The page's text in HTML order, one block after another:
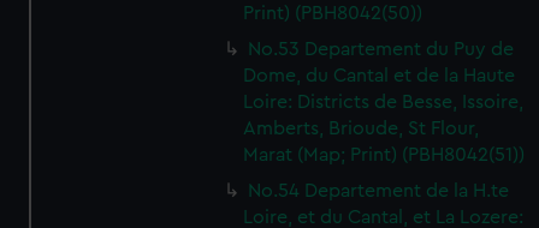
Print) (PBH8042(50))
No.53 Departement du Puy de
Dome, du Cantal et de la Haute
Loire: Districts de Besse, Issoire,
Amberts, Brioude, St Flour,
Marat (Map; Print) (PBH8042(51))
No.54 Departement de la H.te
Loire, et du Cantal, et La Lozere: